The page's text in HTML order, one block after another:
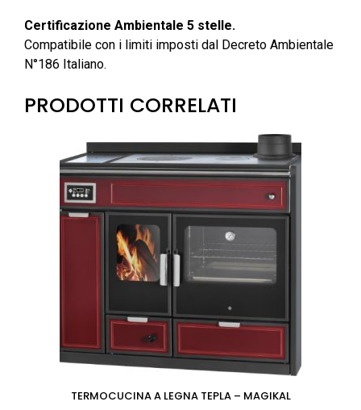
Certificazione Ambientale 5 stelle.
Compatibile con i limiti imposti dal Decreto Ambientale
N°186 Italiano.
PRODOTTI CORRELATI
TERMOCUCINA A LEGNA TEPLA – MAGIKAL